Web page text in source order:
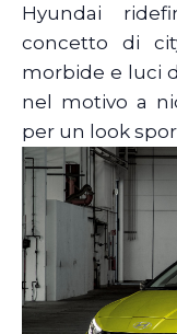
Hyundai
concetto di
morbide e luci
nel motivo a
per un look